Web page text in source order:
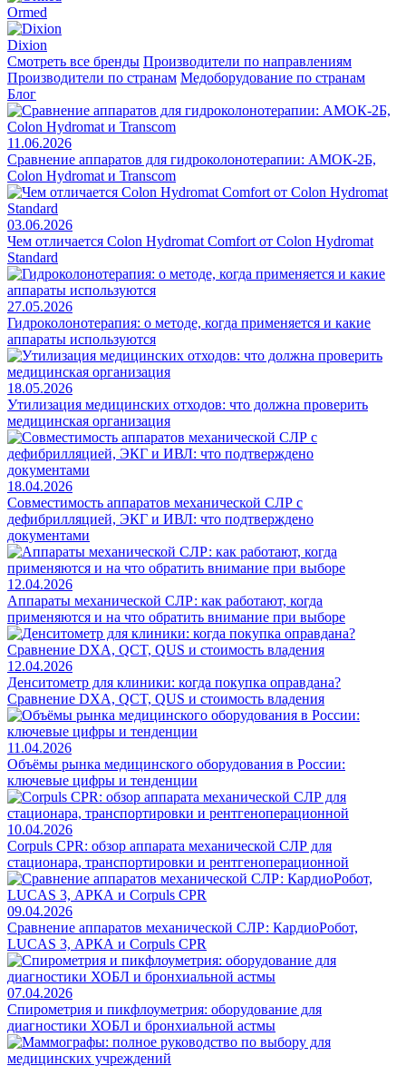
Ormed
Dixion
Смотреть все бренды Производители по направлениям
Производители по странам Медоборудование по странам
Блог
11.06.2026
Сравнение аппаратов для гидроколонотерапии: АМОК-2Б,
Colon Hydromat и Transcom
03.06.2026
Чем отличается Colon Hydromat Comfort от Colon Hydromat
Standard
27.05.2026
Гидроколонотерапия: о методе, когда применяется и какие
аппараты используются
18.05.2026
Утилизация медицинских отходов: что должна проверить
медицинская организация
18.04.2026
Совместимость аппаратов механической СЛР с
дефибрилляцией, ЭКГ и ИВЛ: что подтверждено
документами
12.04.2026
Аппараты механической СЛР: как работают, когда
применяются и на что обратить внимание при выборе
12.04.2026
Денситометр для клиники: когда покупка оправдана?
Сравнение DXA, QCT, QUS и стоимость владения
11.04.2026
Объёмы рынка медицинского оборудования в России:
ключевые цифры и тенденции
10.04.2026
Corpuls CPR: обзор аппарата механической СЛР для
стационара, транспортировки и рентгеноперационной
09.04.2026
Сравнение аппаратов механической СЛР: КардиоРобот,
LUCAS 3, АРКА и Corpuls CPR
07.04.2026
Спирометрия и пикфлоуметрия: оборудование для
диагностики ХОБЛ и бронхиальной астмы